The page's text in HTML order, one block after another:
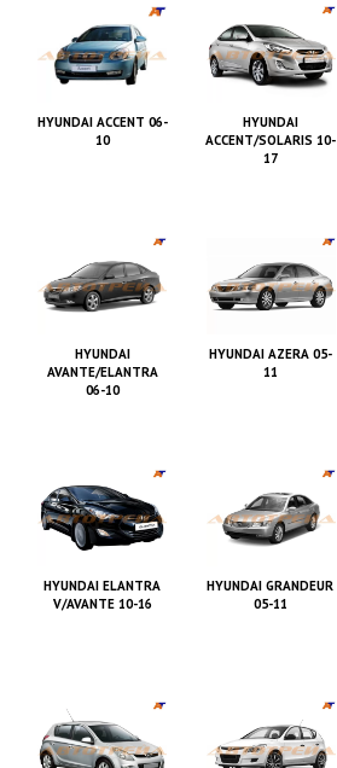
HYUNDAI ACCENT 06-
10
HYUNDAI
ACCENT/SOLARIS 10-
17
HYUNDAI
AVANTE/ELANTRA
06-10
HYUNDAI AZERA 05-
11
HYUNDAI ELANTRA
V/AVANTE 10-16
HYUNDAI GRANDEUR
05-11